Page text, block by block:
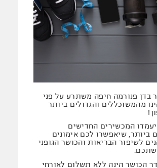
בדן פנורמה חיפה משתרע על פני
והינו מהמשוכללים והגדולים ביותר
המכשירים החדישים
ביותר, שיאפשרו לכם אימונים
לשיפור הבריאות והכושר הגופני
הכושר הינה ללא תשלום לאורחי